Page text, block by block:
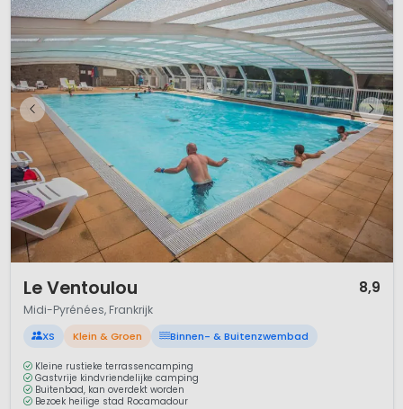
Le Ventoulou 8,9
Midi-Pyrénées, Frankrijk
XS Klein & Groen Binnen- & Buitenzwembad
Kleine rustieke terrassencamping
Gastvrije kindvriendelijke camping
Buitenbad, kan overdekt worden
Bezoek heilige stad Rocamadour